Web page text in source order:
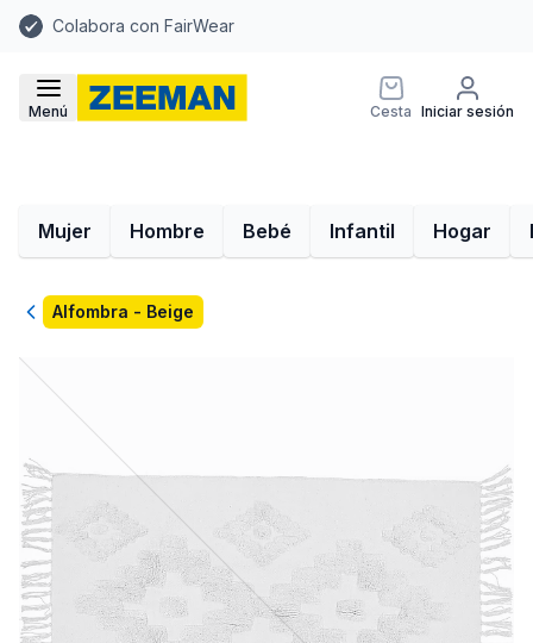
Colabora con FairWear
Menú Cesta Iniciar sesión
Mujer Hombre Bebé Infantil Hogar
VolverAlfombra - Beige